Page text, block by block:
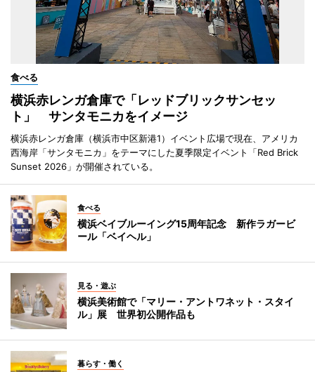
食べる
横浜赤レンガ倉庫で「レッドブリックサンセッ
ト」 サンタモニカをイメージ
横浜赤レンガ倉庫（横浜市中区新港1）イベント広場で現在、アメリカ
西海岸「サンタモニカ」をテーマにした夏季限定イベント「Red Brick
Sunset 2026」が開催されている。
食べる
横浜ベイブルーイング15周年記念 新作ラガービ
ール「ベイヘル」
見る・遊ぶ
横浜美術館で「マリー・アントワネット・スタイ
ル」展 世界初公開作品も
暮らす・働く